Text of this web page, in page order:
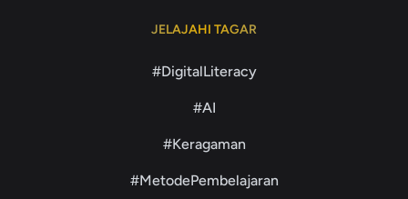
JELAJAHI TAGAR
#DigitalLiteracy
#AI
#Keragaman
#MetodePembelajaran